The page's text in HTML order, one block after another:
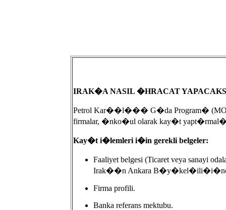
IRAK�A NASIL �HRACAT
Petrol Kar��l��� G�da Program�
firmalar, �nko�ul olarak kay�t
Kay�t i�lemleri i�in gerekli belgeler:
Faaliyet belgesi (Ticaret veya
Irak��n Ankara B�y�kel�ili�i�nce
Firma profili.
Banka referans mektubu.